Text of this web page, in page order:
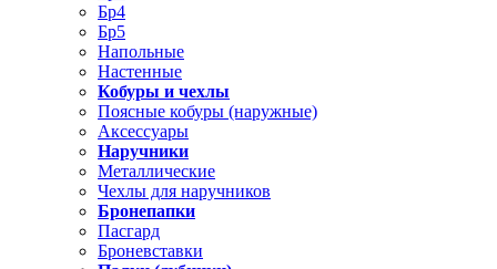
Бр4
Бр5
Напольные
Настенные
Кобуры и чехлы
Поясные кобуры (наружные)
Аксессуары
Наручники
Металлические
Чехлы для наручников
Бронепапки
Пасгард
Броневставки